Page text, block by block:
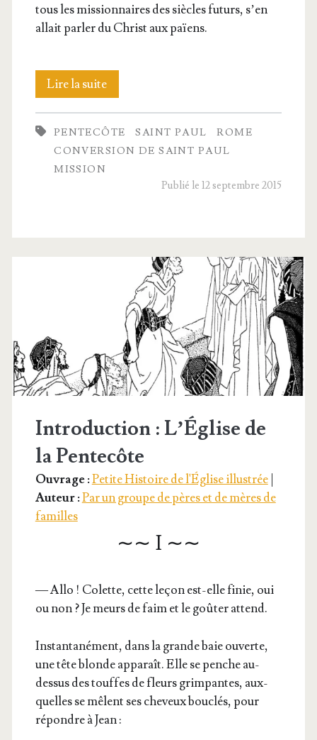
tous les mis­sion­naires des siècles futurs, s’en
allait par­ler du Christ aux païens.
Lire la suiteEn
route
chez
PENTECÔTE SAINT PAUL
ROME
CONVERSION DE SAINT PAUL
MISSION
Publié le 12 septembre 2015
Introduction : L’Église de
la Pentecôte
Ouvrage :Petite Histoire de l'Église illustrée|
Auteur :Par un groupe de pères et de mères de
familles
∼∼ I ∼∼
— Allo ! Colette, cette leçon est-elle finie, oui
ou non ? Je meurs de faim et le goû­ter attend.
Ins­tan­ta­né­ment, dans la grande baie ouverte,
une tête blonde appa­raît. Elle se penche au-
des­sus des touffes de fleurs grim­pantes, aux­
quelles se mêlent ses che­veux bou­clés, pour
répondre à Jean :